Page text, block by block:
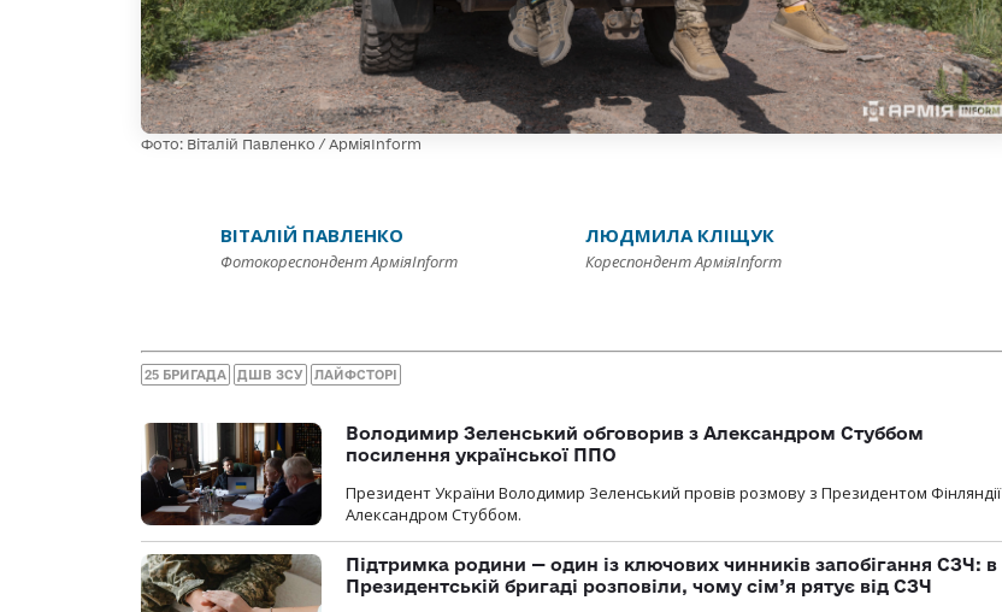
Фото: Віталій Павленко / АрміяInform
ВІТАЛІЙ ПАВЛЕНКО
Фотокореспондент АрміяInform
ЛЮДМИЛА КЛІЩУК
Кореспондент АрміяInform
25 БРИГАДА ДШВ ЗСУ ЛАЙФСТОРІ
Володимир Зеленський обговорив з Александром Стуббом
посилення української ППО
Президент України Володимир Зеленський провів розмову з Президентом Фінляндії
Александром Стуббом.
Підтримка родини — один із ключових чинників запобігання СЗЧ: в
Президентській бригаді розповіли, чому сім’я рятує від СЗЧ